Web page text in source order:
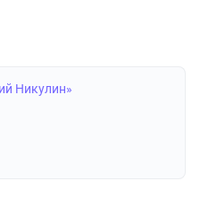
Никулин»